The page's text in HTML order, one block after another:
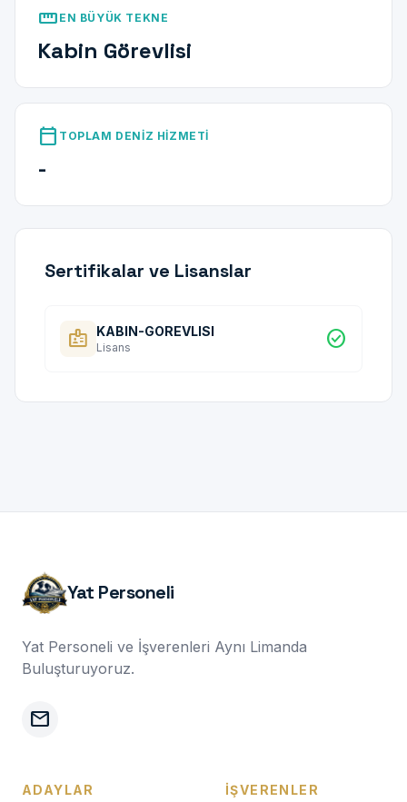
straighten EN BÜYÜK TEKNE
Kabin Görevlisi
calendar_today TOPLAM DENIZ HIZMETI
-
Sertifikalar ve Lisanslar
badge KABIN-GOREVLISI
Lisans check_circle
Yat Personeli
Yat Personeli ve İşverenleri Aynı Limanda
Buluşturuyoruz.
mail
ADAYLAR İŞVERENLER